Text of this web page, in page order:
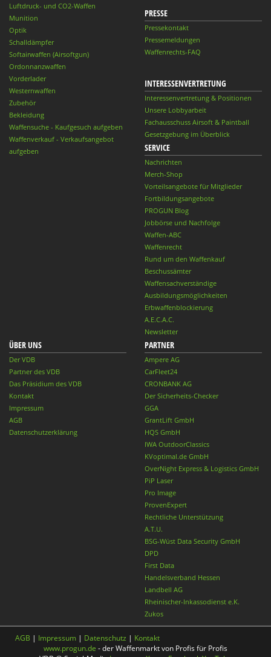
Luftdruck- und CO2-Waffen
Munition
Optik
Schalldämpfer
Softairwaffen (Airsoftgun)
Ordonnanzwaffen
Vorderlader
Westernwaffen
Zubehör
Bekleidung
Waffensuche - Kaufgesuch aufgeben
Waffenverkauf - Verkaufsangebot
aufgeben
PRESSE
Pressekontakt
Pressemeldungen
Waffenrechts-FAQ
INTERESSENVERTRETUNG
Interessenvertretung & Positionen
Unsere Lobbyarbeit
Fachausschuss Airsoft & Paintball
Gesetzgebung im Überblick
SERVICE
Nachrichten
Merch-Shop
Vorteilsangebote für Mitglieder
Fortbildungsangebote
PROGUN Blog
Jobbörse und Nachfolge
Waffen-ABC
Waffenrecht
Rund um den Waffenkauf
Beschussämter
Waffensachverständige
Ausbildungsmöglichkeiten
Erbwaffenblockierung
A.E.C.A.C.
Newsletter
ÜBER UNS
Der VDB
Partner des VDB
Das Präsidium des VDB
Kontakt
Impressum
AGB
Datenschutzerklärung
PARTNER
Ampere AG
CarFleet24
CRONBANK AG
Der Sicherheits-Checker
GGA
GrantLift GmbH
HQS GmbH
IWA OutdoorClassics
KVoptimal.de GmbH
OverNight Express & Logistics GmbH
PiP Laser
Pro Image
ProvenExpert
Rechtliche Unterstützung
A.T.U.
BSG-Wüst Data Security GmbH
DPD
First Data
Handelsverband Hessen
Landbell AG
Rheinischer-Inkassodienst e.K.
Zukos
AGB | Impressum | Datenschutz | Kontakt
www.progun.de - der Waffenmarkt von Profis für Profis